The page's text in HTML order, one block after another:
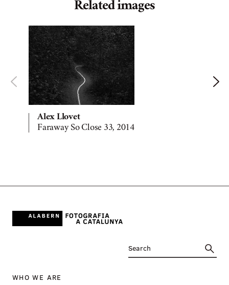
Related images
Alex Llovet
Faraway So Close 33, 2014
WHO WE ARE